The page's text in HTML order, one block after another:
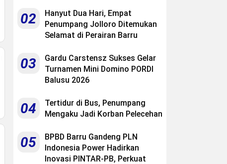
02
Hanyut Dua Hari, Empat
Penumpang Jolloro Ditemukan
Selamat di Perairan Barru
03
Gardu Carstensz Sukses Gelar
Turnamen Mini Domino PORDI
Balusu 2026
04
Tertidur di Bus, Penumpang
Mengaku Jadi Korban Pelecehan
05
BPBD Barru Gandeng PLN
Indonesia Power Hadirkan
Inovasi PINTAR-PB, Perkuat